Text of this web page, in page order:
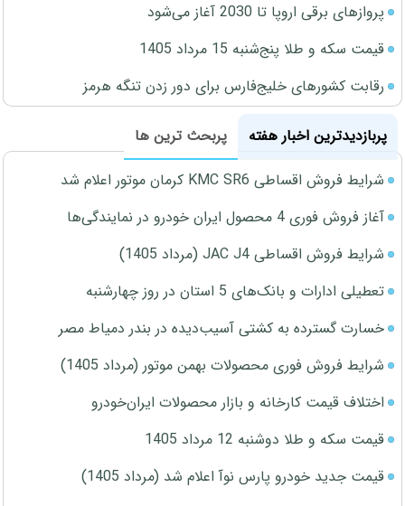
پروازهای برقی اروپا تا 2030 آغاز می‌شود
قیمت سکه و طلا پنج‌شنبه 15 مرداد 1405
رقابت کشورهای خلیج‌فارس برای دور زدن تنگه هرمز
پربازدیدترین اخبار هفته
پربحث ترین ها
شرایط فروش اقساطی KMC SR6 کرمان موتور اعلام شد
آغاز فروش فوری 4 محصول ایران خودرو در نمایندگی‌ها
شرایط فروش اقساطی JAC J4 (مرداد 1405)
تعطیلی ادارات و بانک‌های 5 استان در روز چهارشنبه
خسارت گسترده به کشتی آسیب‌دیده در بندر دمیاط مصر
شرایط فروش فوری محصولات بهمن موتور (مرداد 1405)
اختلاف قیمت کارخانه و بازار محصولات ایران‌خودرو
قیمت سکه و طلا دوشنبه 12 مرداد 1405
قیمت جدید خودرو پارس نوآ اعلام شد (مرداد 1405)